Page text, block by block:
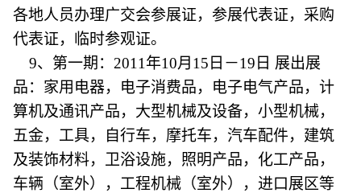
各地人员办理广交会参展证，参展代表证，采购
代表证，临时参观证。
9、第一期：2011年10月15日－19日 展出展
品：家用电器，电子消费品，电子电气产品，计
算机及通讯产品，大型机械及设备，小型机械，
五金，工具，自行车，摩托车，汽车配件，建筑
及装饰材料，卫浴设施，照明产品，化工产品，
车辆（室外），工程机械（室外），进口展区等